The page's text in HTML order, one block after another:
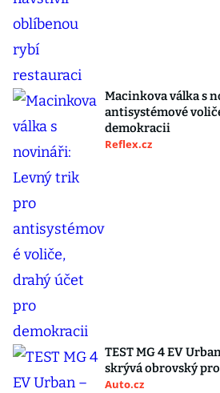
Macinkova válka s
antisystémové
demokracii
Reflex.cz
TEST MG 4 EV
skrývá obrovský
Auto.cz